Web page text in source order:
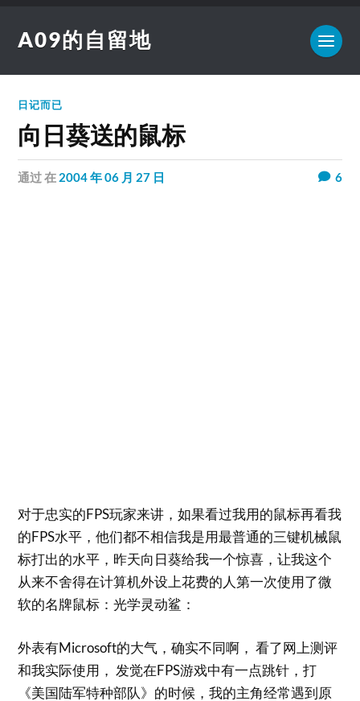
A09的自留地
日记而已
向日葵送的鼠标
通过在 2004 年 06 月 27 日 6
对于忠实的FPS玩家来讲，如果看过我用的鼠标再看我
的FPS水平，他们都不相信我是用最普通的三键机械鼠
标打出的水平，昨天向日葵给我一个惊喜，让我这个
从来不舍得在计算机外设上花费的人第一次使用了微
软的名牌鼠标：光学灵动鲨：
外表有Microsoft的大气，确实不同啊， 看了网上测评
和我实际使用， 发觉在FPS游戏中有一点跳针，打
《美国陆军特种部队》的时候，我的主角经常遇到原